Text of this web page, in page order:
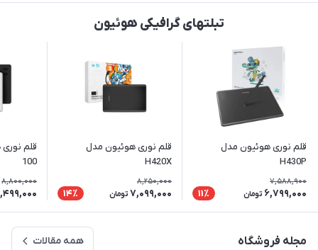
تبلتهای گرافیکی هوئیون
قلم نوری هوئیون مدل
H430P
7,588,900
6,799,000 تومان 11٪
قلم نوری هوئیون مدل
H420X
8,250,000
7,099,000 تومان 14٪
100
8,800,000
مجله فروشگاه همه مقالات